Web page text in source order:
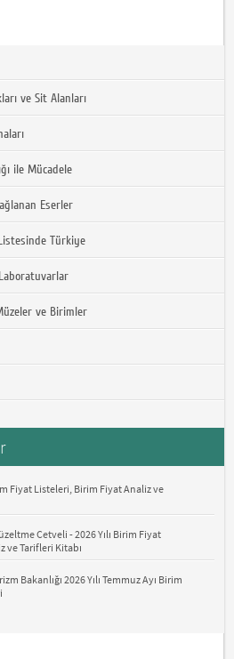
ve Sit Alanları
ile Mücadele
Eserler
Türkiye
ve Birimler
Fiyat Listeleri, Birim Fiyat Analiz ve
Cetveli - 2026 Yılı Birim Fiyat
ve Tarifleri Kitabı
Bakanlığı 2026 Yılı Temmuz Ayı Birim